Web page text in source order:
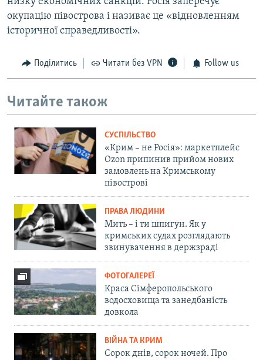
окупацію півострова і називає це «відновленням
історичної справедливості».
Поділитись Читати без VPN Follow us
Читайте також
СУСПІЛЬСТВО
«Крим – не Росія»: маркетплейс
Ozon припинив прийом нових
замовлень на Кримському
півострові
ПРАВА ЛЮДИНИ
Мить – і ти шпигун. Як у
кримських судах розглядають
звинувачення в держзраді
ФОТОГАЛЕРЕЇ
Краса Сімферопольського
водосховища та занедбаність
довкола
ВІЙНА ТА КРИМ
Сорок днів, сорок ночей. Про